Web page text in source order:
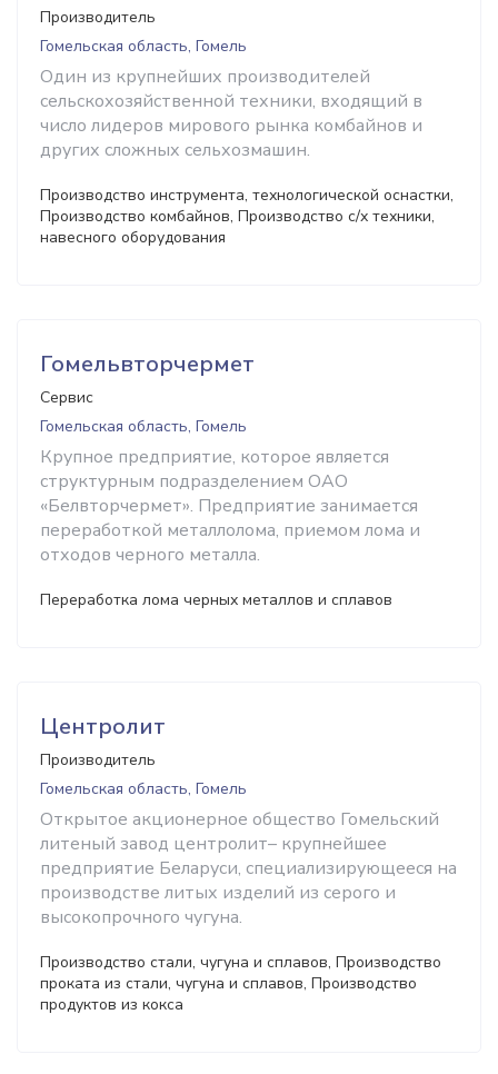
Производитель
Гомельская область, Гомель
Один из крупнейших производителей
сельскохозяйственной техники, входящий в
число лидеров мирового рынка комбайнов и
других сложных сельхозмашин.
Производство инструмента, технологической оснастки,
Производство комбайнов, Производство с/х техники,
навесного оборудования
Гомельвторчермет
Сервис
Гомельская область, Гомель
Крупное предприятие, которое является
структурным подразделением ОАО
«Белвторчермет». Предприятие занимается
переработкой металлолома, приемом лома и
отходов черного металла.
Переработка лома черных металлов и сплавов
Центролит
Производитель
Гомельская область, Гомель
Открытое акционерное общество Гомельский
литеный завод центролит– крупнейшее
предприятие Беларуси, специализирующееся на
производстве литых изделий из серого и
высокопрочного чугуна.
Производство стали, чугуна и сплавов, Производство
проката из стали, чугуна и сплавов, Производство
продуктов из кокса